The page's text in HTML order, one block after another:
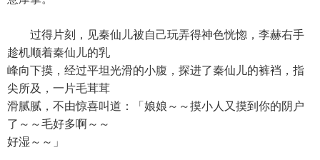
过得片刻，见秦仙儿被自己玩弄得神色恍惚，李赫右手
趁机顺着秦仙儿的乳
峰向下摸，经过平坦光滑的小腹，探进了秦仙儿的裤裆，指
尖所及，一片毛茸茸
滑腻腻，不由惊喜叫道：「娘娘～～摸小人又摸到你的阴户
了～～毛好多啊～～
好湿～～」